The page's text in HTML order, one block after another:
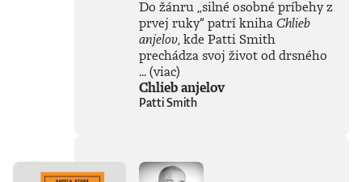
jukeboxov testujú
Denisov hudobný
rozhľad. Body
pozbiera takmer za
všetko.Za rozhovor
s Denisom Bangom
o Beatles, ktorý je
Do žánru „silné osobné príbehy z
prvej ruky“patrí knihaChlieb
anjelov, kde Patti Smith
prechádza svoj život od drsného
...(viac)
Chlieb anjelov
Patti Smith